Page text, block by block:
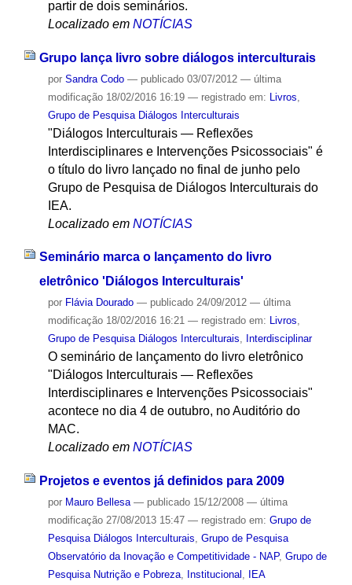
partir de dois seminários.
Localizado em NOTÍCIAS
Grupo lança livro sobre diálogos interculturais
por Sandra Codo — publicado03/07/2012 — última
modificação18/02/2016 16:19 — registrado em: Livros
Grupo de Pesquisa Diálogos Interculturais
"Diálogos Interculturais — Reflexões
Interdisciplinares e Intervenções Psicossociais" é
o título do livro lançado no final de junho pelo
Grupo de Pesquisa de Diálogos Interculturais do
IEA.
Localizado em NOTÍCIAS
Seminário marca o lançamento do livro
eletrônico 'Diálogos Interculturais'
por Flávia Dourado — publicado24/09/2012 — última
modificação18/02/2016 16:21 — registrado em: Livros,
Grupo de Pesquisa Diálogos Interculturais, Interdisciplinar
O seminário de lançamento do livro eletrônico
"Diálogos Interculturais — Reflexões
Interdisciplinares e Intervenções Psicossociais"
acontece no dia 4 de outubro, no Auditório do
MAC.
Localizado em NOTÍCIAS
Projetos e eventos já definidos para 2009
por Mauro Bellesa — publicado15/12/2008 — última
modificação27/08/2013 15:47 — registrado em: Grupo de
Pesquisa Diálogos Interculturais, Grupo de Pesquisa
Observatório da Inovação e Competitividade - NAP, Grupo de
Pesquisa Nutrição e Pobreza, Institucional , IEA